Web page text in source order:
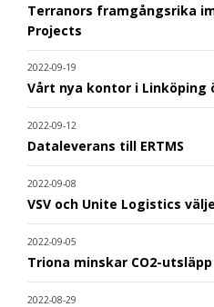
Terranors framgångsrika
Projects
2022-09-19
Vårt nya kontor i Linköping
2022-09-12
Dataleverans till ERTMS
2022-09-08
VSV och Unite Logistics
2022-09-05
Triona minskar CO2-
2022-08-29